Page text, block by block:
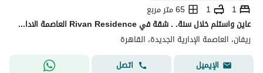
1
1
65 متر مربع
عاين واستلم خلال سنة. . شقة في Rivan Residence العاصمة الادارية بخصم حتى 40% لفترة محدودة
ريفان، العاصمة الإدارية الجديدة، القاهرة
الإيميل
اتصل